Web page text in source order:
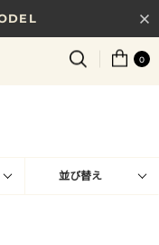
以上で送料無料 0
並び替え